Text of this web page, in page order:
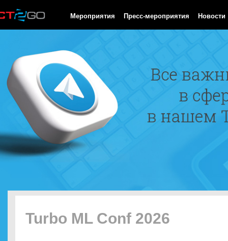
Мероприятия Пресс-мероприятия Новости
Turbo ML Conf 2026